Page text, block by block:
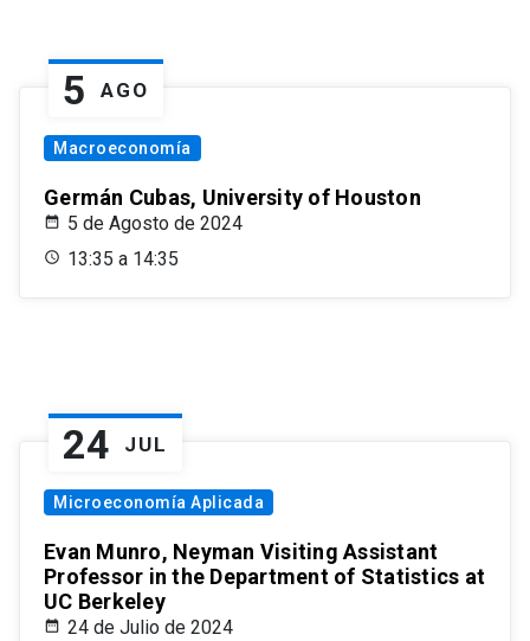
5 AGO
Macroeconomía
Germán Cubas, University of Houston
5 de Agosto de 2024
13:35 a 14:35
24 JUL
Microeconomía Aplicada
Evan Munro, Neyman Visiting Assistant
Professor in the Department of Statistics at
UC Berkeley
24 de Julio de 2024